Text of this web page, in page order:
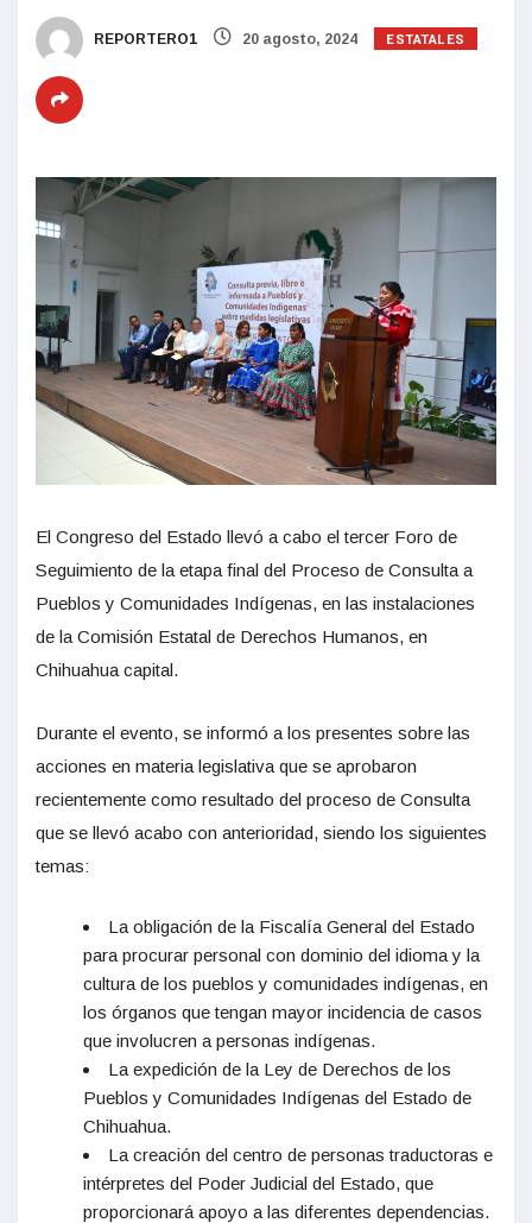
REPORTERO1 20 agosto, 2024 ESTATALES
El Congreso del Estado llevó a cabo el tercer Foro de
Seguimiento de la etapa final del Proceso de Consulta a
Pueblos y Comunidades Indígenas, en las instalaciones
de la Comisión Estatal de Derechos Humanos, en
Chihuahua capital.
Durante el evento, se informó a los presentes sobre las
acciones en materia legislativa que se aprobaron
recientemente como resultado del proceso de Consulta
que se llevó acabo con anterioridad, siendo los siguientes
temas:
La obligación de la Fiscalía General del Estado
para procurar personal con dominio del idioma y la
cultura de los pueblos y comunidades indígenas, en
los órganos que tengan mayor incidencia de casos
que involucren a personas indígenas.
La expedición de la Ley de Derechos de los
Pueblos y Comunidades Indígenas del Estado de
Chihuahua.
La creación del centro de personas traductoras e
intérpretes del Poder Judicial del Estado, que
proporcionará apoyo a las diferentes dependencias.